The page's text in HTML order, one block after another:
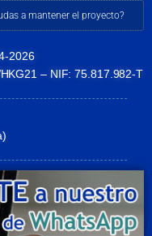
a mantener el proyecto?
2026
– NIF: 75.817.982-T